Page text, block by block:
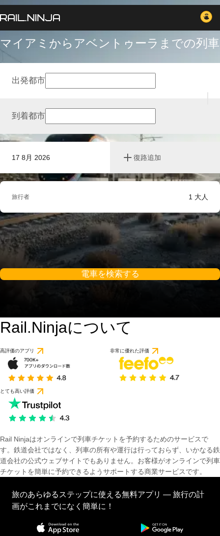
マイアミからアベントゥーラまでの列車
17 8月 2026 復路追加
出発都市
到着都市
旅行者 1 大人
電車を検索する
Rail.Ninjaについて
高評価のアプリ 非常に優れた評価
とても高い評価
Rail Ninjaはオンラインで列車チケットを予約するためのサービスで
す。鉄道会社ではなく、列車の所有や運行は行っておらず、いかなる鉄
道会社の公式ウェブサイトでもありません。お客様がオンラインで列車
チケットを簡単に予約できるようサポートする商業サービスです。
旅のあらゆるステップに使える無料アプリ — 旅行の計
画がこれまでになく簡単に！